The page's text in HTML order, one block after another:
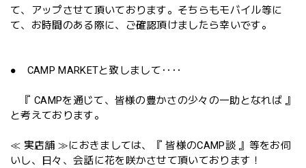
て、アップさせて頂いております。そちらもモバイル等に
て、お時間のある際に、ご確認頂けましたら幸いです。
● CAMP MARKETと致しまして‥‥
『 CAMPを通じて、皆様の豊かさの少々の一助となれば 』
と考えております。
≪ 実店舗 ≫におきましては、『 皆様のCAMP談 』等をお伺
いし、日々、会話に花を咲かさせて頂いております！